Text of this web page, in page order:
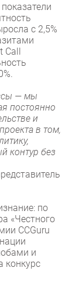
с 2,5%
Call
— мы
постоянно
и
в том,
контур без
по
«Честного
CCGuru
и
конкурс